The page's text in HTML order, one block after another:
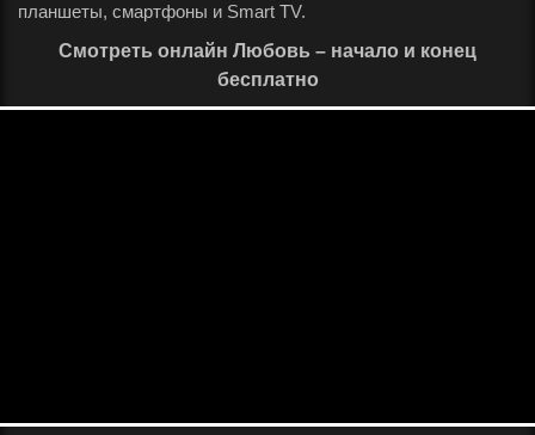
планшеты, смартфоны и Smart TV.
Смотреть онлайн Любовь – начало и конец
бесплатно